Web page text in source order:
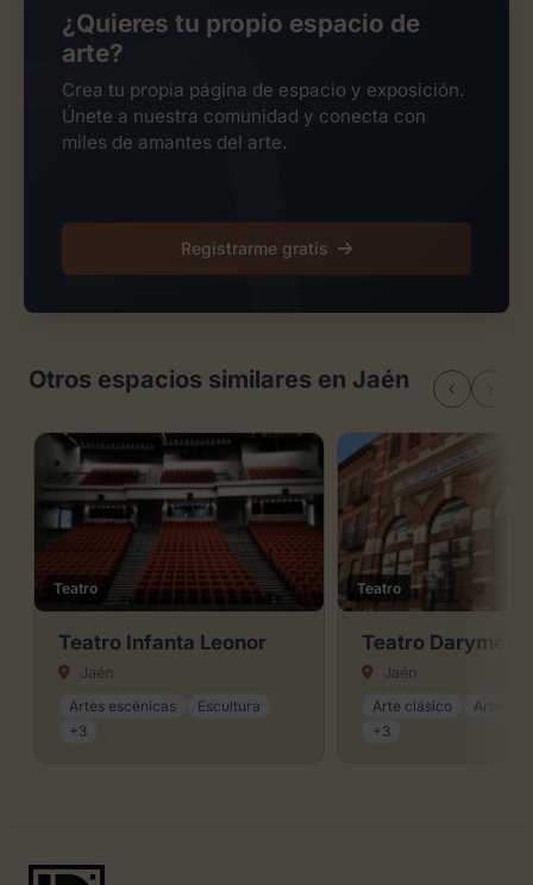
¿Quieres tu propio espacio de
arte?
Crea tu propia página de espacio y exposición.
Únete a nuestra comunidad y conecta con
miles de amantes del arte.
Registrarme gratis
Otros espacios similares en Jaén
Teatro
Teatro Infanta Leonor
Jaén
Artes escénicas
Escultura
+3
Teatro
Teatro Darymelia
Jaén
Arte clásico
Artes
+3